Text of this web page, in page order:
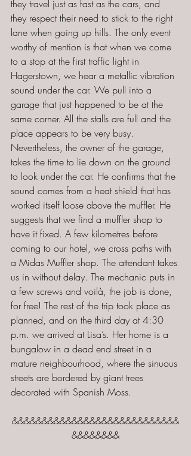
they travel just as fast as the cars, and
they respect their need to stick to the right
lane when going up hills. The only event
worthy of mention is that when we come
to a stop at the first traffic light in
Hagerstown, we hear a metallic vibration
sound under the car. We pull into a
garage that just happened to be at the
same corner. All the stalls are full and the
place appears to be very busy.
Nevertheless, the owner of the garage,
takes the time to lie down on the ground
to look under the car. He confirms that the
sound comes from a heat shield that has
worked itself loose above the muffler. He
suggests that we find a muffler shop to
have it fixed. A few kilometres before
coming to our hotel, we cross paths with
a Midas Muffler shop. The attendant takes
us in without delay. The mechanic puts in
a few screws and voilà, the job is done,
for free! The rest of the trip took place as
planned, and on the third day at 4:30
p.m. we arrived at Lisa’s. Her home is a
bungalow in a dead end street in a
mature neighbourhood, where the sinuous
streets are bordered by giant trees
decorated with Spanish Moss.
&&&&&&&&&&&&&&&&&&&&&&&&&&&&
&&&&&&&&